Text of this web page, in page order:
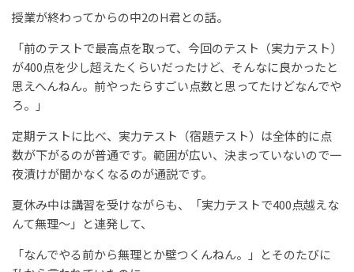
授業が終わってからの中2のH君との話。
「前のテストで最高点を取って、今回のテスト（実力テスト）
が400点を少し超えたくらいだったけど、そんなに良かったと
思えへんねん。前やったらすごい点数と思ってたけどなんでや
ろ。」
定期テストに比べ、実力テスト（宿題テスト）は全体的に点
数が下がるのが普通です。範囲が広い、決まっていないので一
夜漬けが聞かなくなるのが通説です。
夏休み中は講習を受けながらも、「実力テストで400点越えな
んて無理～」と連発して、
「なんでやる前から無理とか壁つくんねん。」とそのたびに